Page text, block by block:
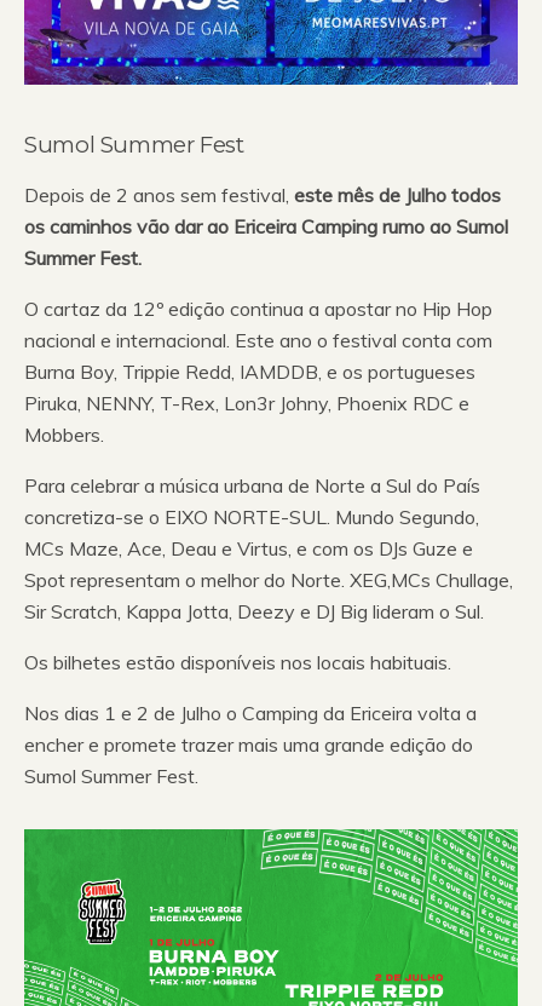
Sumol Summer Fest
Depois de 2 anos sem festival, este mês de Julho todos
os caminhos vão dar ao Ericeira Camping rumo ao Sumol
Summer Fest.
O cartaz da 12º edição continua a apostar no Hip Hop
nacional e internacional. Este ano o festival conta com
Burna Boy, Trippie Redd, IAMDDB, e os portugueses
Piruka, NENNY, T-Rex, Lon3r Johny, Phoenix RDC e
Mobbers.
Para celebrar a música urbana de Norte a Sul do País
concretiza-se o EIXO NORTE-SUL. Mundo Segundo,
MCs Maze, Ace, Deau e Virtus, e com os DJs Guze e
Spot representam o melhor do Norte. XEG,MCs Chullage,
Sir Scratch, Kappa Jotta, Deezy e DJ Big lideram o Sul.
Os bilhetes estão disponíveis nos locais habituais.
Nos dias 1 e 2 de Julho o Camping da Ericeira volta a
encher e promete trazer mais uma grande edição do
Sumol Summer Fest.